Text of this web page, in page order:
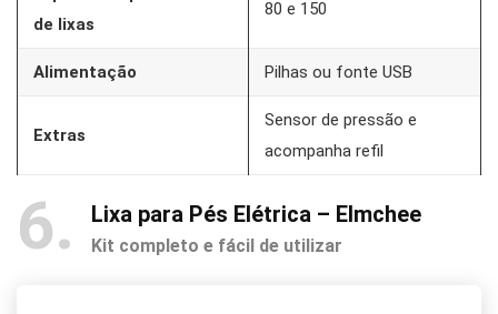
de lixas
80 e 150
Alimentação Pilhas ou fonte USB
Extras
Sensor de pressão e
acompanha refil
6 Lixa para Pés Elétrica – Elmchee
Kit completo e fácil de utilizar